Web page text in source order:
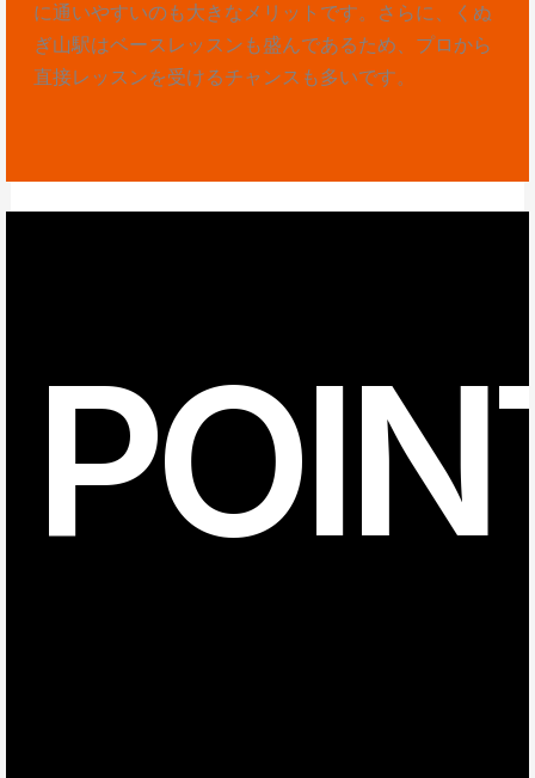
に通いやすいのも大きなメリットです。さらに、くぬ
ぎ山駅はベースレッスンも盛んであるため、プロから
直接レッスンを受けるチャンスも多いです。